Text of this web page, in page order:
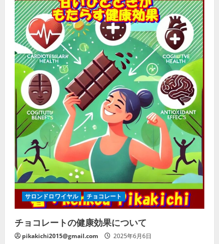
サロンドロワイヤル チョコレート
チョコレートの健康効果について
pikakichi2015@gmail.com 2025年6月6日